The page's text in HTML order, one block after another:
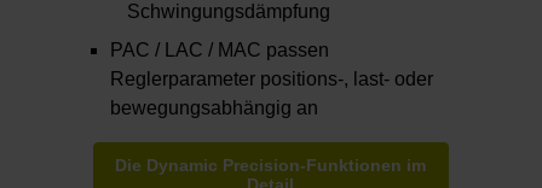
Schwingungsdämpfung
PAC / LAC / MAC passen
Reglerparameter positions-, last- oder
bewegungsabhängig an
Die Dynamic Precision-Funktionen im